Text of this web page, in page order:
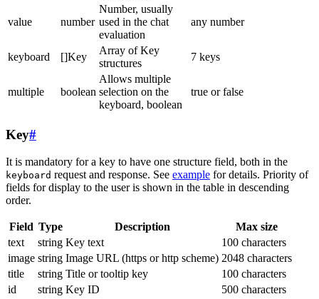
value number
Number, usually
used in the chat
evaluation
any number
keyboard []Key
Array of Key
structures
7 keys
multiple boolean
Allows multiple
selection on the
keyboard, boolean
true or false
Key#
It is mandatory for a key to have one structure field, both in the
keyboard request and response. See example for details. Priority of
fields for display to the user is shown in the table in descending
order.
Field Type Description
Max size
text
string Key text
100 characters
image string Image URL (https or http scheme) 2048 characters
title
string Title or tooltip key
100 characters
id
string Key ID 500 characters